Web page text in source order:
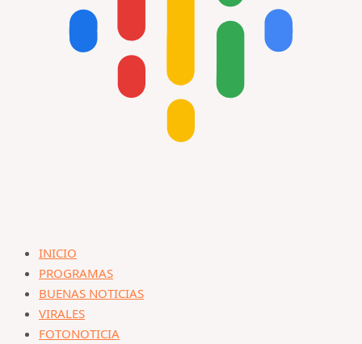
INICIO
PROGRAMAS
BUENAS NOTICIAS
VIRALES
FOTONOTICIA